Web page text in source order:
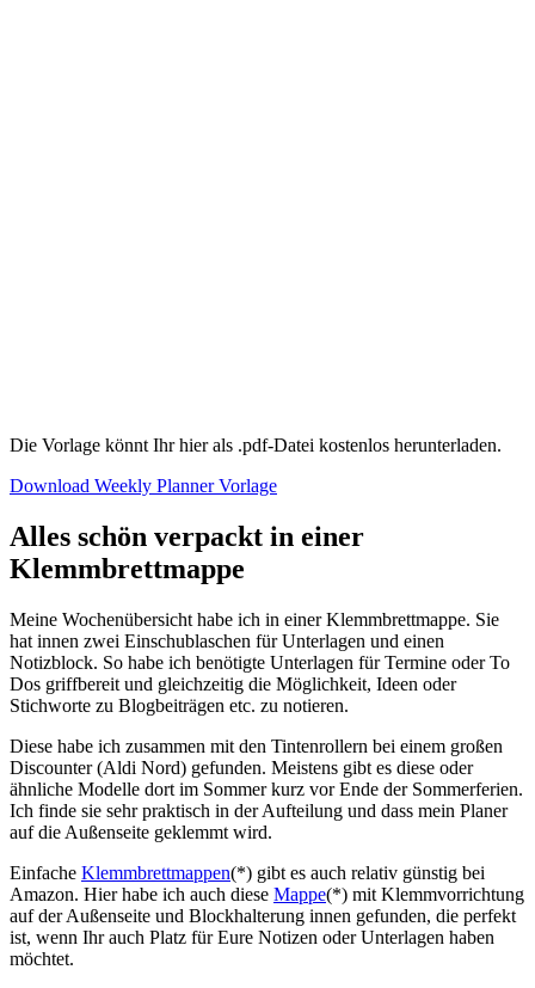
Die Vorlage könnt Ihr hier als .pdf-Datei kostenlos herunterladen.
Download Weekly Planner Vorlage
Alles schön verpackt in einer
Klemmbrettmappe
Meine Wochenübersicht habe ich in einer Klemmbrettmappe. Sie
hat innen zwei Einschublaschen für Unterlagen und einen
Notizblock. So habe ich benötigte Unterlagen für Termine oder To
Dos griffbereit und gleichzeitig die Möglichkeit, Ideen oder
Stichworte zu Blogbeiträgen etc. zu notieren.
Diese habe ich zusammen mit den Tintenrollern bei einem großen
Discounter (Aldi Nord) gefunden. Meistens gibt es diese oder
ähnliche Modelle dort im Sommer kurz vor Ende der Sommerferien.
Ich finde sie sehr praktisch in der Aufteilung und dass mein Planer
auf die Außenseite geklemmt wird.
Einfache Klemmbrettmappen(*) gibt es auch relativ günstig bei
Amazon. Hier habe ich auch diese Mappe(*) mit Klemmvorrichtung
auf der Außenseite und Blockhalterung innen gefunden, die perfekt
ist, wenn Ihr auch Platz für Eure Notizen oder Unterlagen haben
möchtet.